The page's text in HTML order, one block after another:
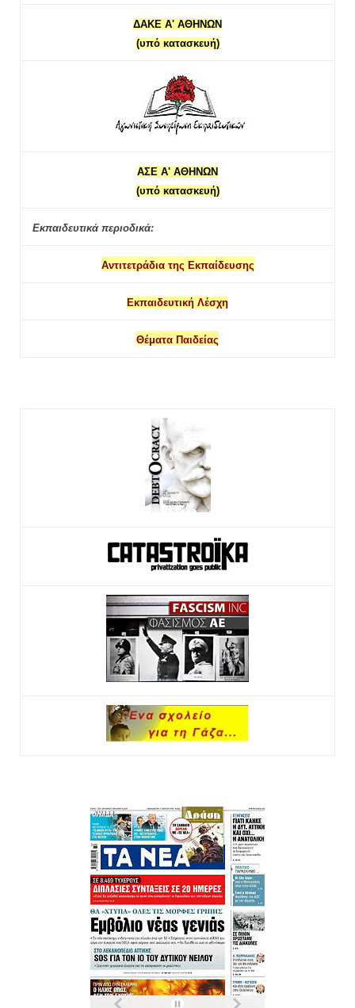
ΔΑΚΕ Α' ΑΘΗΝΩΝ
(υπό κατασκευή)
ΑΣΕ Α' ΑΘΗΝΩΝ
(υπό κατασκευή)
Εκπαιδευτικά περιοδικά:
Αντιτετράδια της Εκπαίδευσης
Εκπαιδευτική Λέσχη
Θέματα Παιδείας